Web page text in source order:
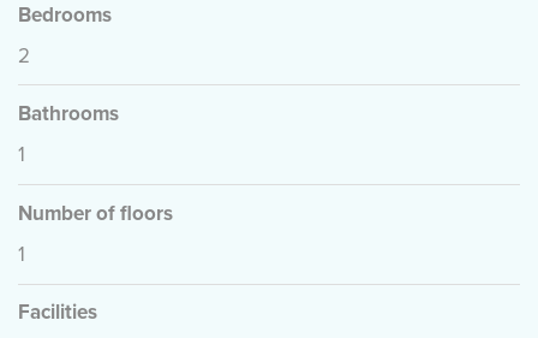
Bedrooms
2
Bathrooms
1
Number of floors
1
Facilities